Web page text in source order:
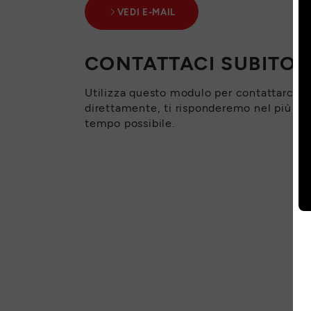
VEDI E-MAIL
CONTATTACI SUBITO
Utilizza questo modulo per contattarci
direttamente, ti risponderemo nel più
tempo possibile.